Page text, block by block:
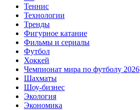
Теннис
Технологии
Тренды
Фигурное катание
Фильмы и сериалы
Футбол
Хоккей
Чемпионат мира по футболу 2026
Шахматы
Шоу-бизнес
Экология
Экономика